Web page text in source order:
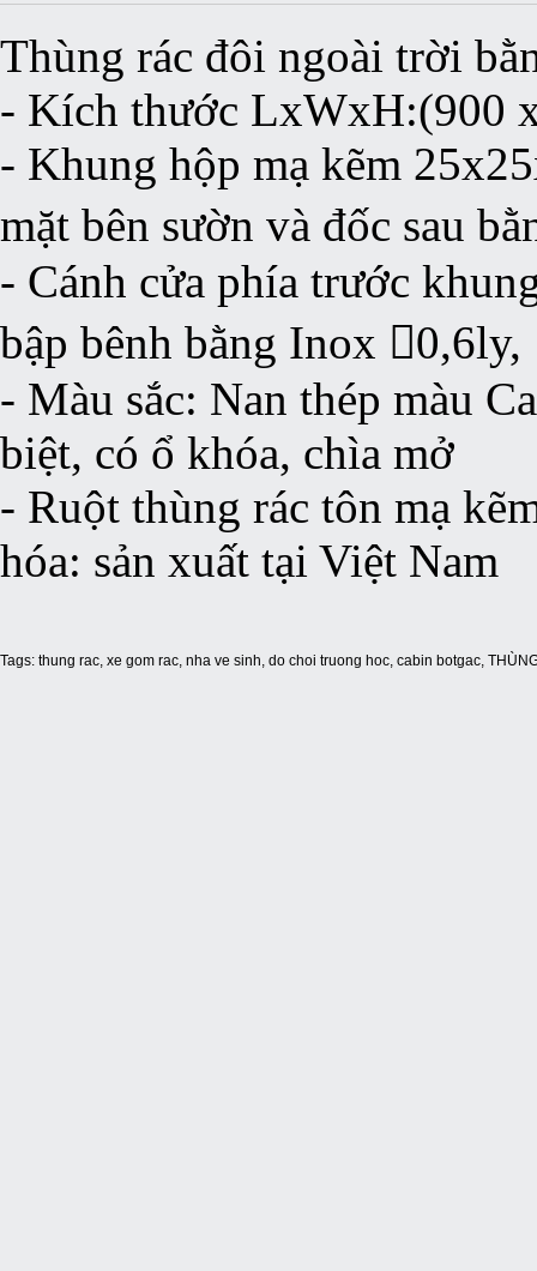
Thùng rác đôi ngoài trời
- Kích thước LxWxH:(900
- Khung hộp mạ kẽm
mặt bên sườn và đốc sau
- Cánh cửa phía trước
bập bênh bằng Inox 0,6ly,
- Màu sắc: Nan thép màu
biệt, có ổ khóa, chìa mở
- Ruột thùng rác tôn mạ
hóa: sản xuất tại Việt Nam
Tags: thung rac, xe gom rac, nha ve sinh, do choi truong hoc, cabin botgac,